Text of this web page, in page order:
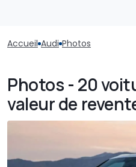
Accueil Audi Photos
Photos - 20
valeur de